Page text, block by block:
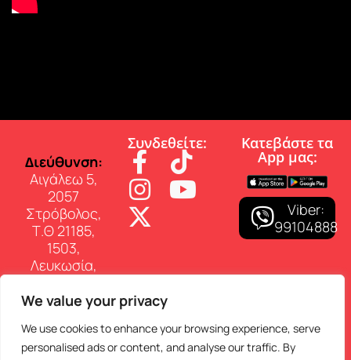
We value your privacy
We use cookies to enhance your browsing experience, serve
personalised ads or content, and analyse our traffic. By
∆ιεύθυνση:
Αιγάλεω 5,
2057
Στρόβολος,
Τ.Θ 21185,
1503,
Λευκωσία,
Επικοινωνία:
Τηλ: 22 460
150
Συνδεθείτε: Κατεβάστε τα
App µας:
Viber:
99104888